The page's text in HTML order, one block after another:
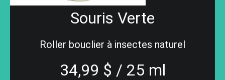
Souris Verte
Roller bouclier à insectes naturel
34,99 $ / 25 ml